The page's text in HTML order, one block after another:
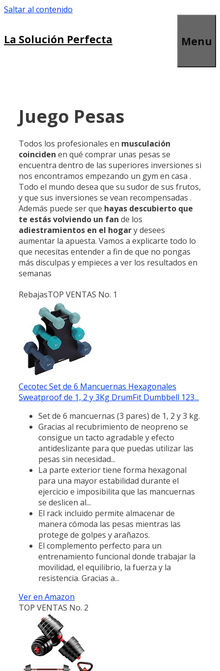
Saltar al contenido
La Solución Perfecta Menu
Juego Pesas
Todos los profesionales en musculación
coinciden en qué comprar unas pesas se
encuentra dentro de las superiores inversiones si
nos encontramos empezando un gym en casa .
Todo el mundo desea que su sudor de sus frutos,
y que sus inversiones se vean recompensadas .
Además puede ser que hayas descubierto que
te estás volviendo un fan de los
adiestramientos en el hogary desees
aumentar la apuesta. Vamos a explicarte todo lo
que necesitas entender a fin de que no pongas
más disculpas y empieces a ver los resultados en
semanas
RebajasTOP VENTAS No. 1
Cecotec Set de 6 Mancuernas Hexagonales
Sweatproof de 1, 2 y 3Kg DrumFit Dumbbell 123...
Set de 6 mancuernas (3 pares) de 1, 2 y 3 kg.
Gracias al recubrimiento de neopreno se
consigue un tacto agradable y efecto
antideslizante para que puedas utilizar las
pesas sin necesidad...
La parte exterior tiene forma hexagonal
para una mayor estabilidad durante el
ejercicio e imposibilita que las mancuernas
se deslicen al...
El rack incluido permite almacenar de
manera cómoda las pesas mientras las
protege de golpes y arañazos.
El complemento perfecto para un
entrenamiento funcional donde trabajar la
movilidad, el equilibrio, la fuerza y la
resistencia. Gracias a...
Ver en Amazon
TOP VENTAS No. 2